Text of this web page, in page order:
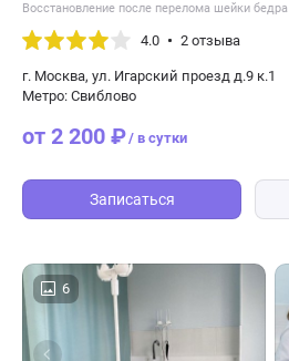
Восстановление после перелома шейки бедра
4.0 2 отзыва
г. Москва, ул. Игарский проезд д.9 к.1
Метро: Свиблово
от 2 200 ₽/ в сутки
Записаться
6